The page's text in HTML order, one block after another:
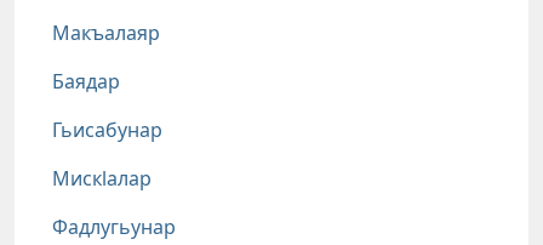
Макъалаяр
Баядар
Гьисабунар
Мискlалар
Фадлугьунар